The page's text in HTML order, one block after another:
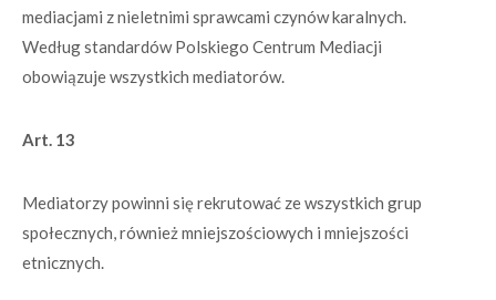
mediacjami z nieletnimi sprawcami czynów karalnych.
Według standardów Polskiego Centrum Mediacji
obowiązuje wszystkich mediatorów.
Art. 13
Mediatorzy powinni się rekrutować ze wszystkich grup
społecznych, również mniejszościowych i mniejszości
etnicznych.